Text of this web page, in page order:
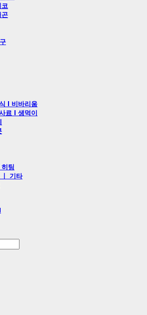
곤
l 비바리움
료 l 생먹이
팅
기타